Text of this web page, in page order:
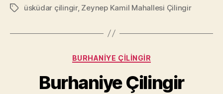
Etiketlerüsküdar çilingir, Zeynep Kamil Mahallesi Çilingir
Kategoriler
BURHANIYE ÇILINGIR
Burhaniye Çilingir